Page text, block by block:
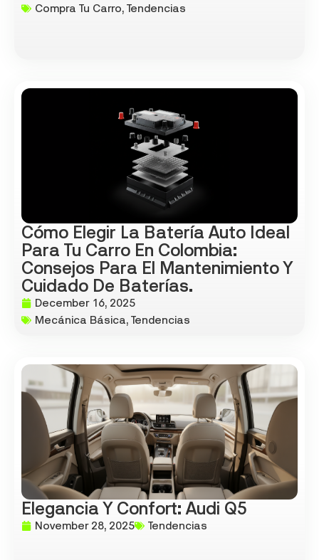
Compra Tu Carro,Tendencias
Cómo Elegir La Batería Auto Ideal
Para Tu Carro En Colombia:
Consejos Para El Mantenimiento Y
Cuidado De Baterías.
December 16, 2025
Mecánica Básica,Tendencias
Elegancia Y Confort: Audi Q5
November 28, 2025 Tendencias